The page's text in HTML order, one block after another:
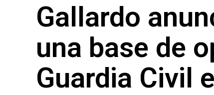
Gallardo
una base de
Guardia Civil